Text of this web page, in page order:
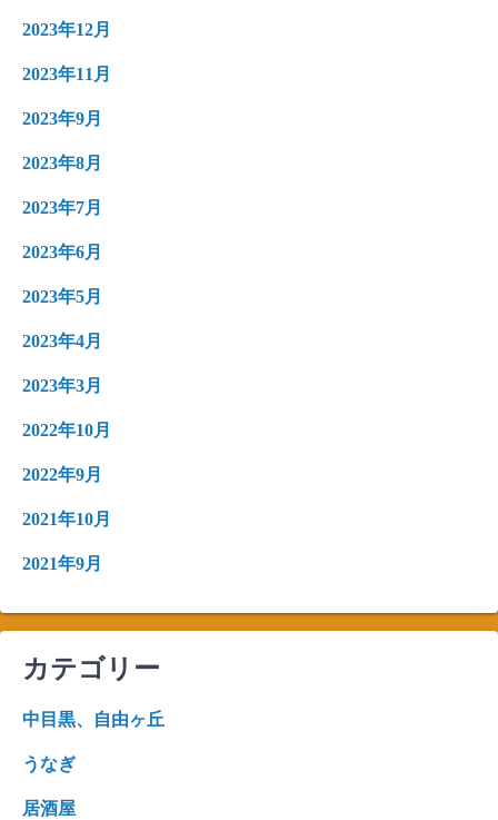
2023年12月
2023年11月
2023年9月
2023年8月
2023年7月
2023年6月
2023年5月
2023年4月
2023年3月
2022年10月
2022年9月
2021年10月
2021年9月
カテゴリー
中目黒、自由ヶ丘
うなぎ
居酒屋